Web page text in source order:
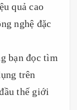
quả cao
nghệ đặc
bạn đọc tìm
trên
thế giới